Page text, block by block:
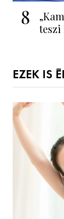
8
teszi
EZEK IS